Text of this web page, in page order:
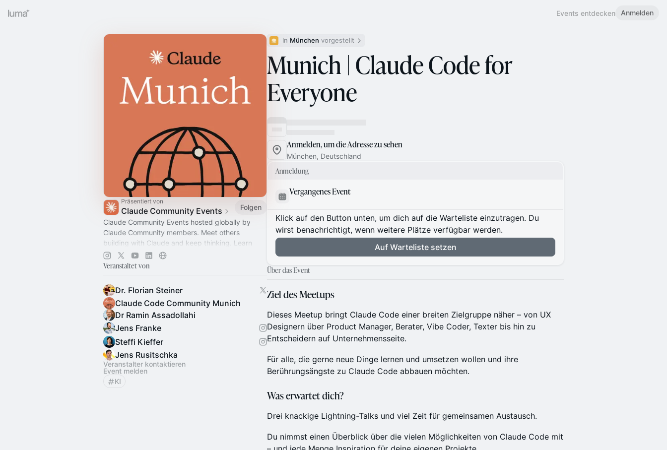
Events entdecken Anmelden
Präsentiert von
Claude Community Events
Folgen
Claude Community Events hosted globally by
Claude Community members. Meet others
building with Claude and keep thinking. Learn
more:https://claude.com/community
Veranstaltet von
Dr. Florian Steiner
Claude Code Community Munich
Dr Ramin Assadollahi
Jens Franke
Steffi Kieffer
Jens Rusitschka
Veranstalter kontaktieren
Event melden
KI
In München vorgestellt
Munich | Claude Code for
Everyone
Anmelden, um die Adresse zu sehen
München, Deutschland
Anmeldung
Vergangenes Event
Klick auf den Button unten, um dich auf die Warteliste einzutragen. Du
wirst benachrichtigt, wenn weitere Plätze verfügbar werden.
Auf Warteliste setzen
Über das Event
Ziel des Meetups
Dieses Meetup bringt Claude Code einer breiten Zielgruppe näher – von UX
Designern über Product Manager, Berater, Vibe Coder, Texter bis hin zu
Entscheidern auf Unternehmensseite.
​​Für alle, die gerne neue Dinge lernen und umsetzen wollen und ihre
Berührungsängste zu Claude Code abbauen möchten.
Was erwartet dich?
Drei knackige Lightning-Talks und viel Zeit für gemeinsamen Austausch.
​​Du nimmst einen Überblick über die vielen Möglichkeiten von Claude Code mit